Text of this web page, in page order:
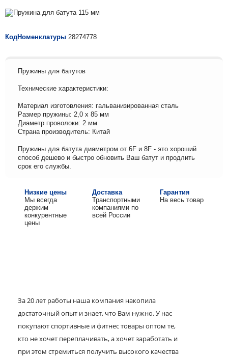
КодНоменклатуры 28274778
Пружины для батутов
Технические характеристики:
Материал изготовления: гальванизированная сталь
Размер пружины: 2,0 х 85 мм
Диаметр проволоки: 2 мм
Страна производитель: Китай
Пружины для батута диаметром от 6F и 8F - это хороший
способ дешево и быстро обновить Ваш батут и продлить
срок его службы.
Низкие цены
Мы всегда
держим
конкурентные
цены
Доставка
Транспортными
компаниями по
всей России
Гарантия
На весь товар
За 20 лет работы наша компания накопила
достаточный опыт и знает, что Вам нужно. У нас
покупают спортивные и фитнес товары оптом те,
кто не хочет переплачивать, а хочет заработать и
при этом стремиться получить высокого качества